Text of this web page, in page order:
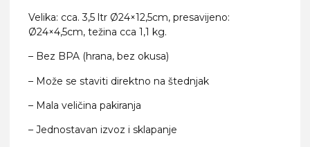
Velika: cca. 3,5 ltr Ø24×12,5cm, presavijeno:
Ø24×4,5cm, težina cca 1,1 kg.
– Bez BPA (hrana, bez okusa)
– Može se staviti direktno na štednjak
– Mala veličina pakiranja
– Jednostavan izvoz i sklapanje